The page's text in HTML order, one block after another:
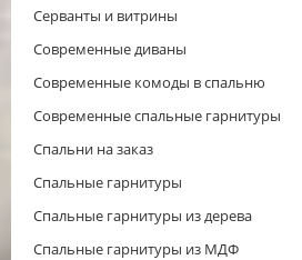
Серванты и витрины
Современные диваны
Современные комоды в спальню
Современные спальные гарнитуры
Спальни на заказ
Спальные гарнитуры
Спальные гарнитуры из дерева
Спальные гарнитуры из МДФ